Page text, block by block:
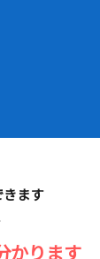
きます
かります